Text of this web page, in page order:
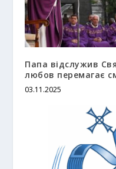
Папа відслужив
любов перемагає
03.11.2025